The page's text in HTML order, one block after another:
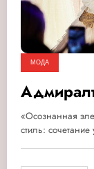
МОДА
«Осознанная
стиль: